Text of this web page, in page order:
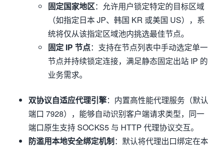
固定国家地区：允许用户锁定特定的目标区域
（如指定日本 JP、韩国 KR 或美国 US），系
统将仅从该指定区域池内挑选最佳节点。
固定 IP 节点：支持在节点列表中手动选定单一
节点并持续锁定连接，满足静态固定出站 IP 的
业务需求。
双协议自适应代理引擎：内置高性能代理服务（默认
端口 7928），能够自动识别客户端请求类型，同一
端口原生支持 SOCKS5 与 HTTP 代理协议交互。
防滥用本地安全绑定机制：默认将代理出口绑定在本